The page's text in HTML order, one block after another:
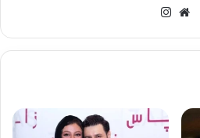
وبسایت